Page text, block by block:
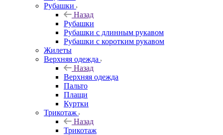
Рубашки
Назад
Рубашки
Рубашки с длинным рукавом
Рубашки с коротким рукавом
Жилеты
Верхняя одежда
Назад
Верхняя одежда
Пальто
Плащи
Куртки
Трикотаж
Назад
Трикотаж